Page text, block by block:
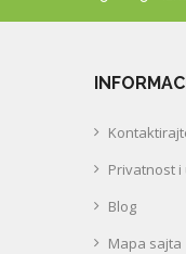
Privatnost i
Blog
Mapa sajta